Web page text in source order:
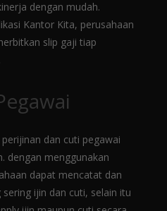
dengan mudah.
Kantor Kita, perusahaan
slip gaji tiap
dan cuti pegawai
dengan menggunakan
dapat mencatat dan
ijin dan cuti, selain itu